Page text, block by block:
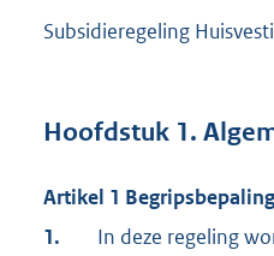
Subsidieregeling
Hoofdstuk 1.
Artikel 1 Begripsbepaling
1.
In deze regeling